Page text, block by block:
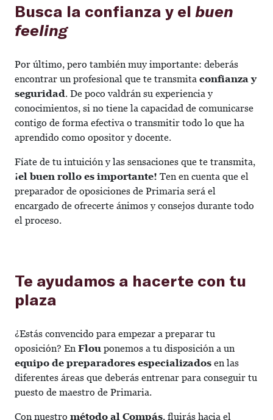
Busca la confianza y el buen
feeling
Por último, pero también muy importante: deberás
encontrar un profesional que te transmita confianza y
seguridad. De poco valdrán su experiencia y
conocimientos, si no tiene la capacidad de comunicarse
contigo de forma efectiva o transmitir todo lo que ha
aprendido como opositor y docente.
Fíate de tu intuición y las sensaciones que te transmita,
¡el buen rollo es importante! Ten en cuenta que el
preparador de oposiciones de Primaria será el
encargado de ofrecerte ánimos y consejos durante todo
el proceso.
Te ayudamos a hacerte con tu
plaza
¿Estás convencido para empezar a preparar tu
oposición? En Flou ponemos a tu disposición a un
equipo de preparadores especializados en las
diferentes áreas que deberás entrenar para conseguir tu
puesto de maestro de Primaria.
Con nuestro método al Compás, fluirás hacia el